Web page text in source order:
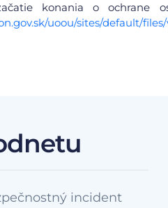
konania o ochrane
uoou/sites/default/
incident